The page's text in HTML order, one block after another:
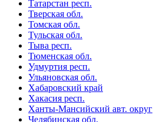
Татарстан респ.
Тверская обл.
Томская обл.
Тульская обл.
Тыва респ.
Тюменская обл.
Удмуртия респ.
Ульяновская обл.
Хабаровский край
Хакасия респ.
Ханты-Мансийский авт. округ
Челябинская обл.